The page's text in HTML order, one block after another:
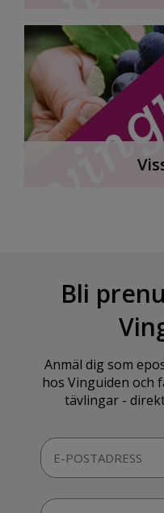
Bli
Anmäl dig som
hos Vinguiden och
tävlingar -